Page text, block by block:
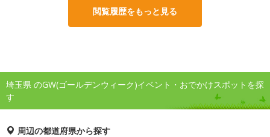
閲覧履歴をもっと見る
埼玉県 のGW(ゴールデンウィーク)イベント・おでかけスポットを探
す
周辺の都道府県から探す